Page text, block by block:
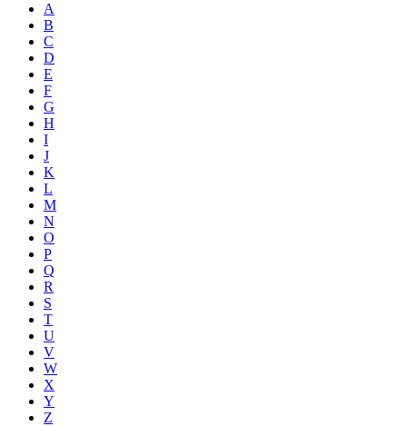
A
B
C
D
E
F
G
H
I
J
K
L
M
N
O
P
Q
R
S
T
U
V
W
X
Y
Z